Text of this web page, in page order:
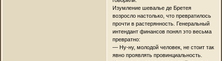
Изумление шевалье де Бретея
возросло настолько, что превратилось
прочти в растерянность. Генеральный
интендант финансов понял это весьма
превратно:
— Ну-ну, молодой человек, не стоит так
явно проявлять провинциальность.